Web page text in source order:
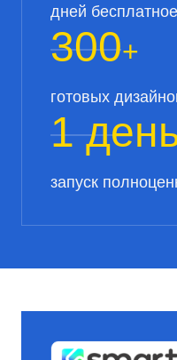
дней
300+
готовых
1
запуск